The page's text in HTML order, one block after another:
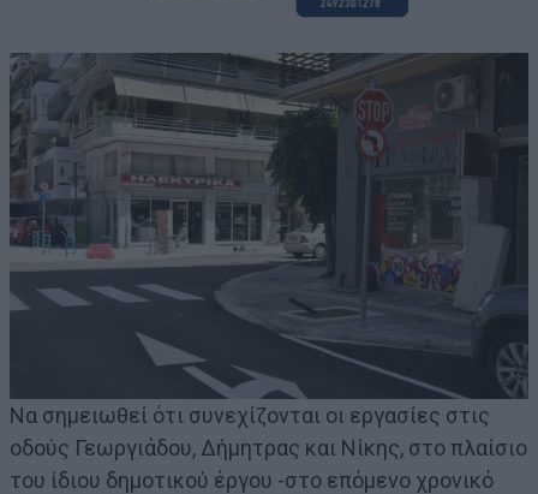
Να σημειωθεί ότι συνεχίζονται οι εργασίες στις
οδούς Γεωργιάδου, Δήμητρας και Νίκης, στο πλαίσιο
του ίδιου δημοτικού έργου -στο επόμενο χρονικό